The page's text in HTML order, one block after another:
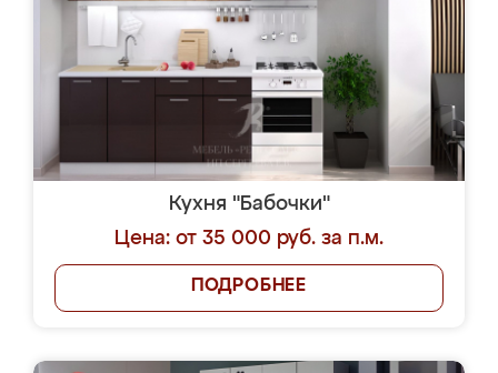
Кухня "Бабочки"
Цена: от 35 000 руб. за п.м.
ПОДРОБНЕЕ